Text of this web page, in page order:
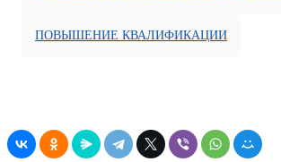
ПОВЫШЕНИЕ КВАЛИФИКАЦИИ